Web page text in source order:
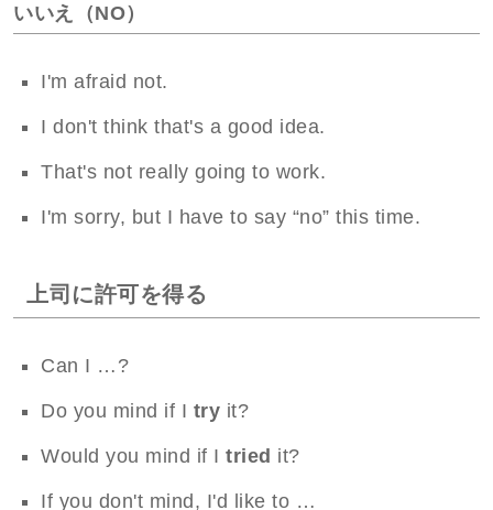
いいえ（NO）
I'm afraid not.
I don't think that's a good idea.
That's not really going to work.
I'm sorry, but I have to say “no” this time.
上司に許可を得る
Can I …?
Do you mind if I try it?
Would you mind if I tried it?
If you don't mind, I'd like to …